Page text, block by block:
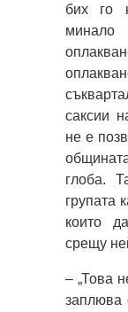
бих го
минало
саксии
не е
глоба.
групата
които
срещу
– „Това
заплюва